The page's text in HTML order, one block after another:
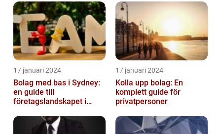
etablera en ...
17 januari 2024
Bolag med bas i Sydney:
en guide till
företagslandskapet i
stad
17 januari 2024
Kolla upp bolag: En
komplett guide för
privatpersoner